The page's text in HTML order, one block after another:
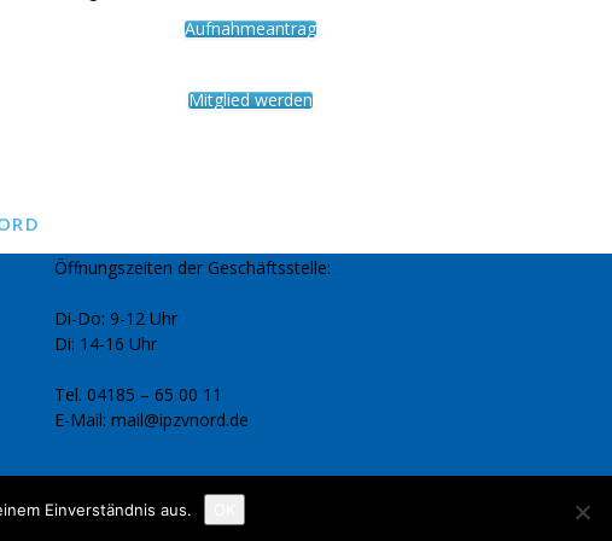
Aufnahmeantrag
Mitglied werden
Öffnungszeiten der Geschäftsstelle:
Di-Do: 9-12 Uhr
Di: 14-16 Uhr
Tel. 04185 – 65 00 11
E-Mail: mail@ipzvnord.de
Datenschutzerklärung
Einverständnis aus.